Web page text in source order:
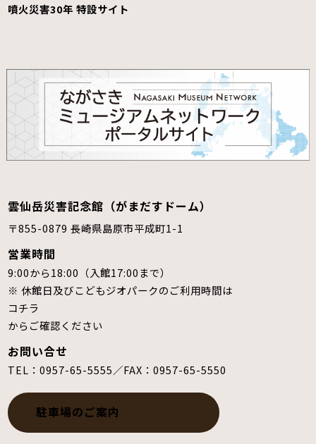
噴火災害30年 特設サイト
雲仙岳災害記念館（がまだすドーム）
〒855-0879 長崎県島原市平成町1-1
営業時間
9:00から18:00（入館17:00まで）
※ 休館日及びこどもジオパークのご利用時間は
コチラ
からご確認ください
お問い合せ
TEL：0957-65-5555／FAX：0957-65-5550
駐車場のご案内